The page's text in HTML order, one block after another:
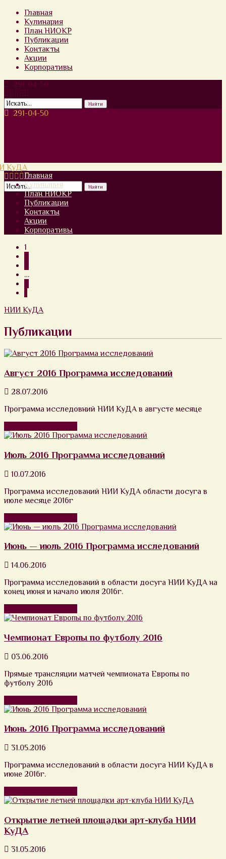
Главная
Кулинария
План НИОКР
Публикации
Контакты
Акции
Корпоративы
291-04-50
291-04-50
Главная
Кулинария
План НИОКР
Публикации
Контакты
Акции
Корпоративы
1
…
НИИ КуДА
Публикации
Август 2016 Программа исследований
28.07.2016
Программа исследовний НИИ КуДА в августе месяце
Июль 2016 Программа исследований
10.07.2016
Программа исследований НИИ КуДА области досуга в
июле месяце 2016г
Июнь — июль 2016 Программа исследований
14.06.2016
Программа исследований в области досуга НИИ КуДА на
конец июня и начало июля 2016г.
Чемпионат Европы по футболу 2016
03.06.2016
Прямые трансляции матчей чемпионата Европы по
футболу 2016
Июнь 2016 Программа исследований
31.05.2016
Программа исследований в области досуга НИИ КуДА в
июне 2016г.
Открытие летней площадки арт-клуба НИИ
КуДА
31.05.2016